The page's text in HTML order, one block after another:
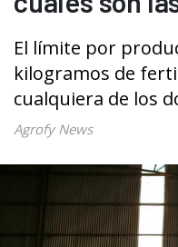
El límite por
kilogramos de
cualquiera de los
Agrofy News